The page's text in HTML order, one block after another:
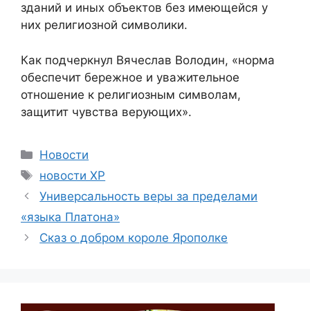
зданий и иных объектов без имеющейся у
них религиозной символики.
Как подчеркнул Вячеслав Володин, «норма
обеспечит бережное и уважительное
отношение к религиозным символам,
защитит чувства верующих».
Рубрики
Новости
Метки
новости ХР
Универсальность веры за пределами
«языка Платона»
Сказ о добром короле Ярополке